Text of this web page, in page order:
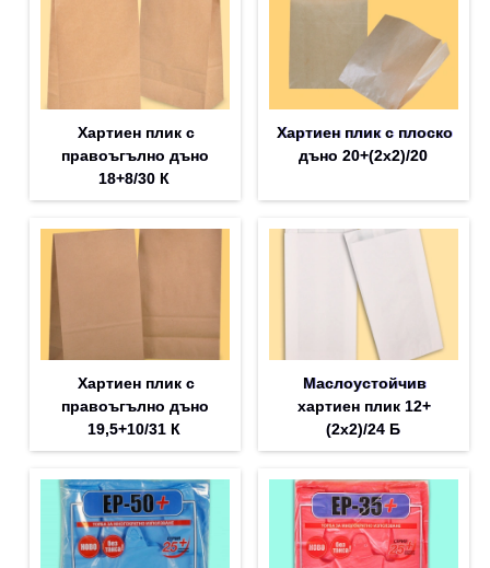
Хартиен плик с
правоъгълно дъно
18+8/30 К
Хартиен плик с плоско
дъно 20+(2х2)/20
Хартиен плик с
правоъгълно дъно
19,5+10/31 К
Маслоустойчив
хартиен плик 12+
(2х2)/24 Б